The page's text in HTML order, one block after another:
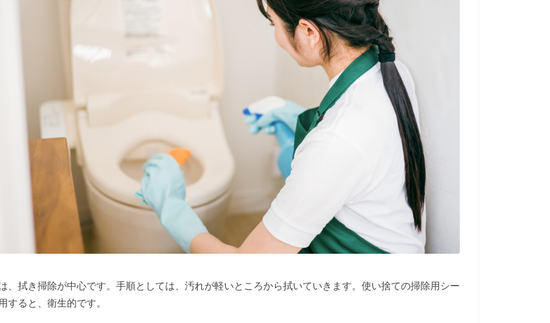
、拭き掃除が中心です。手順としては、汚れが軽いところから拭いていきます。使い捨ての掃除用シー
すると、衛生的です。